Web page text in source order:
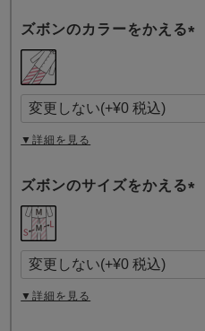
ズボンのカラーをかえる
須
)
▼詳細を見る
ズボンのサイズをかえる
須
)
▼詳細を見る